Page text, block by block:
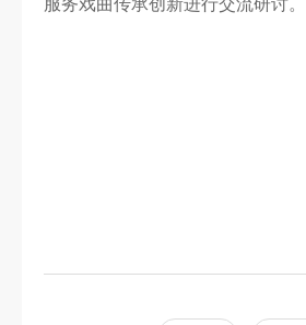
服务戏曲传承创新进行交流研讨。